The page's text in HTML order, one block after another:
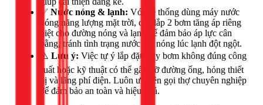
✅ Nước nóng & lạnh: Với hệ thống dùng máy nước
nóng năng lượng mặt trời, cần lắp 2 bơm tăng áp riêng
biệt cho đường nóng và lạnh để đảm bảo áp lực cân
bằng, tránh tình trạng nước lúc nóng lúc lạnh đột ngột.
⚠️ Lưu ý: Việc tự ý lắp đặt máy bơm không đúng công
suất hoặc kỹ thuật có thể gây vỡ đường ống, hỏng thiết
bị và lãng phí điện. Luôn ưu tiên gọi thợ chuyên nghiệp
để đảm bảo an toàn và hiệu quả.